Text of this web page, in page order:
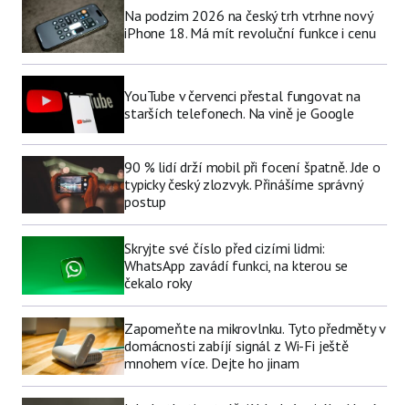
Na podzim 2026 na český trh vtrhne nový
iPhone 18. Má mít revoluční funkce i cenu
YouTube v červenci přestal fungovat na
starších telefonech. Na vině je Google
90 % lidí drží mobil při focení špatně. Jde o
typicky český zlozvyk. Přinášíme správný
postup
Skryjte své číslo před cizími lidmi:
WhatsApp zavádí funkci, na kterou se
čekalo roky
Zapomeňte na mikrovlnku. Tyto předměty v
domácnosti zabíjí signál z Wi-Fi ještě
mnohem více. Dejte ho jinam